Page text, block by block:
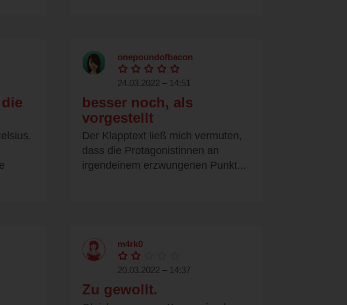
onepoundofbacon
24.03.2022 – 14:51
besser noch, als
vorgestellt
Der Klapptext ließ mich vermuten,
dass die Protagonistinnen an
irgendeinem erzwungenen Punkt...
m4rk0
20.03.2022 – 14:37
Zu gewollt.